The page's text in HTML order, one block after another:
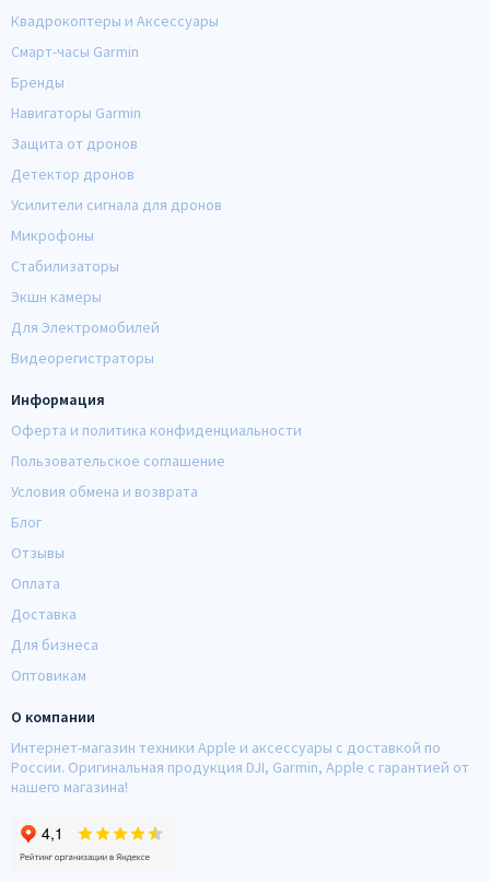
Квадрокоптеры и Аксессуары
Смарт-часы Garmin
Бренды
Навигаторы Garmin
Защита от дронов
Детектор дронов
Усилители сигнала для дронов
Микрофоны
Стабилизаторы
Экшн камеры
Для Электромобилей
Видеорегистраторы
Информация
Оферта и политика конфиденциальности
Пользовательское соглашение
Условия обмена и возврата
Блог
Отзывы
Оплата
Доставка
Для бизнеса
Оптовикам
О компании
Интернет-магазин техники Apple и аксессуары с доставкой по
России. Оригинальная продукция DJI, Garmin, Apple с гарантией от
нашего магазина!